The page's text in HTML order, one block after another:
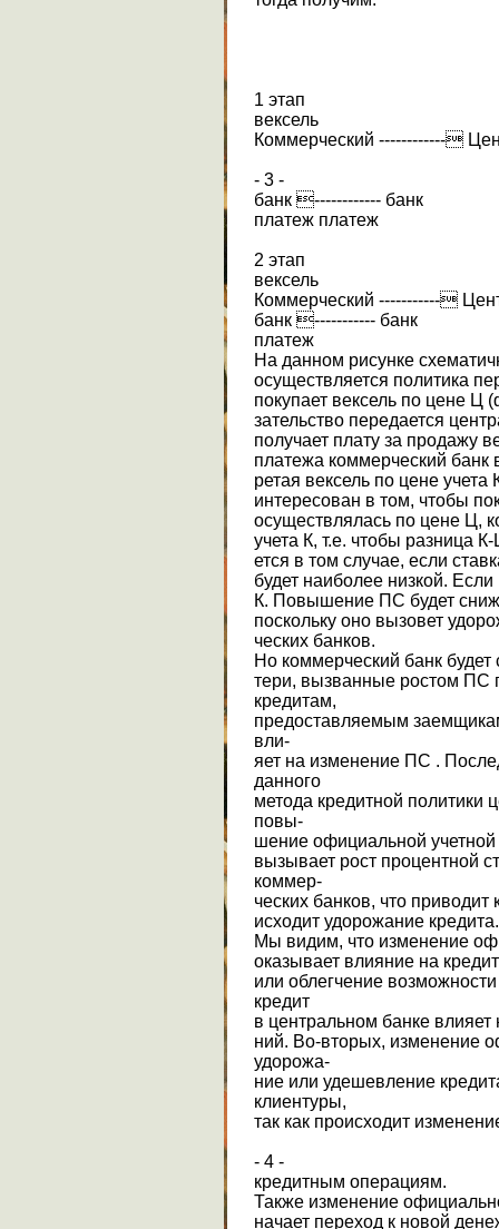
1 этап
вексель
Коммерческий ------------
- 3 -
банк ------------ банк
платеж платеж
2 этап
вексель
Коммерческий -----------
банк ----------- банк
платеж
На данном рисунке
осуществляется политика
покупает вексель по цене Ц
зательство передается
получает плату за продажу
платежа коммерческий банк
ретая вексель по цене
интересован в том, чтобы
осуществлялась по цене Ц,
учета К, т.е. чтобы разница
ется в том случае, если
будет наиболее низкой.
К. Повышение ПС будет
поскольку оно вызовет
ческих банков.
Но коммерческий банк
тери, вызванные ростом ПС
кредитам,
предоставляемым
вли-
яет на изменение ПС .
данного
метода кредитной политики
повы-
шение официальной
вызывает рост процентной
коммер-
ческих банков, что
исходит удорожание кредита.
Мы видим, что изменение
оказывает влияние на
или облегчение
кредит
в центральном банке
ний. Во-вторых, изменение
удорожа-
ние или удешевление
клиентуры,
так как происходит
- 4 -
кредитным операциям.
Также изменение
начает переход к новой